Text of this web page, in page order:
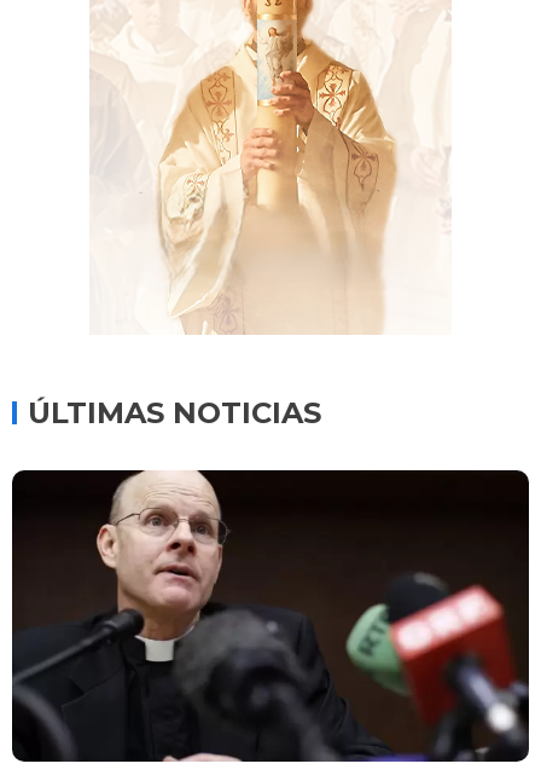
ÚLTIMAS NOTICIAS